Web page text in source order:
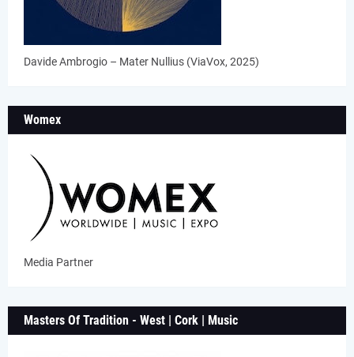
Davide Ambrogio – Mater Nullius (ViaVox, 2025)
Womex
Media Partner
Masters Of Tradition - West | Cork | Music